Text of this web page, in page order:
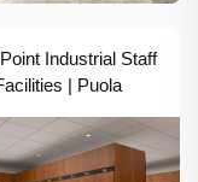
Industrial Staff
| Puola